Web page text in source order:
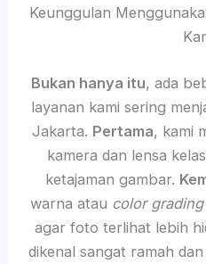
Keunggulan
Bukan hanya itu, ada
layanan kami sering
Jakarta. Pertama, kami
kamera dan lensa
ketajaman gambar.
warna atau color grading
agar foto terlihat lebih
dikenal sangat ramah